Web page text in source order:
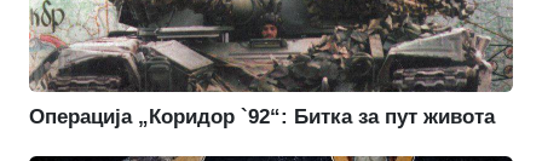
Операција „Коридор `92“: Битка за пут живота